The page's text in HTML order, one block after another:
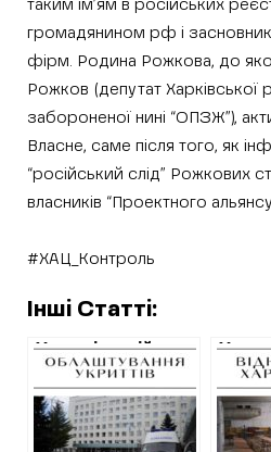
таким ім’ям в російських
громадянином рф і
фірм. Родина Рожкова, до
Рожков (депутат Харківської
забороненої нині “ОПЗЖ”),
Власне, саме після того, як
“російський слід” Рожкових
власників “Проектного
#ХАЦ_Контроль
Інші Статті:
У харківській
лікарні
невідкладної
допомоги
оновлять укриття
та
Хто